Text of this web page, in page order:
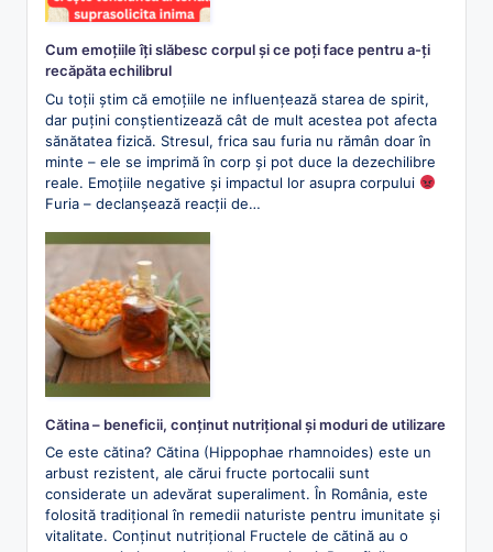
Cum emoțiile îți slăbesc corpul și ce poți face pentru a-ți
recăpăta echilibrul
Cu toții știm că emoțiile ne influențează starea de spirit,
dar puțini conștientizează cât de mult acestea pot afecta
sănătatea fizică. Stresul, frica sau furia nu rămân doar în
minte – ele se imprimă în corp și pot duce la dezechilibre
reale. Emoțiile negative și impactul lor asupra corpului
Furia – declanșează reacții de…
Cătina – beneficii, conținut nutrițional și moduri de utilizare
Ce este cătina? Cătina (Hippophae rhamnoides) este un
arbust rezistent, ale cărui fructe portocalii sunt
considerate un adevărat superaliment. În România, este
folosită tradițional în remedii naturiste pentru imunitate și
vitalitate. Conținut nutrițional Fructele de cătină au o